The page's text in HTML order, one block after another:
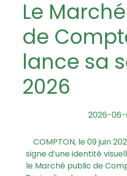
Le Marché public
de
lance sa
2026
2026-
COMPTON, le 09 juin
signe d’une identité
le Marché public de